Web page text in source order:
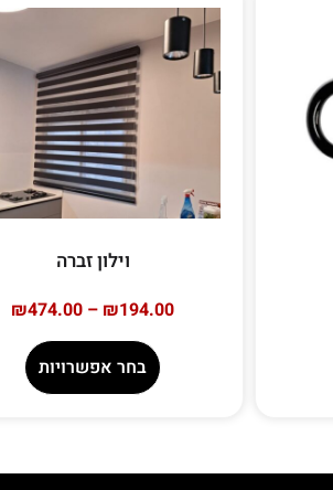
וילון זברה
₪194.00
–
₪474.00
בחר אפשרויות